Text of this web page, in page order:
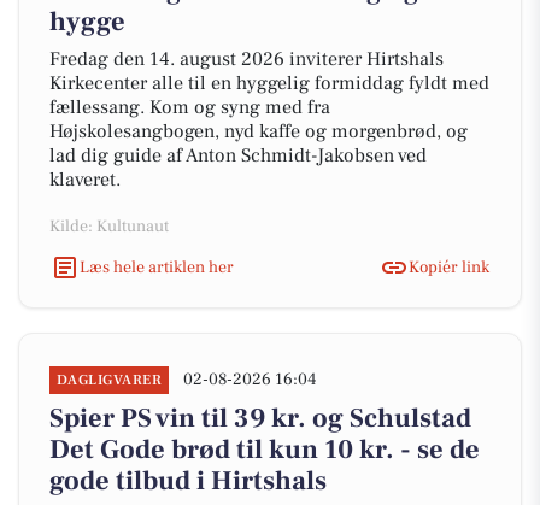
hygge
Fredag den 14. august 2026 inviterer Hirtshals
Kirkecenter alle til en hyggelig formiddag fyldt med
fællessang. Kom og syng med fra
Højskolesangbogen, nyd kaffe og morgenbrød, og
lad dig guide af Anton Schmidt-Jakobsen ved
klaveret.
Kilde: Kultunaut
Læs hele artiklen her
Kopiér link
DAGLIGVARER 02-08-2026 16:04
Spier PS vin til 39 kr. og Schulstad
Det Gode brød til kun 10 kr. - se de
gode tilbud i Hirtshals